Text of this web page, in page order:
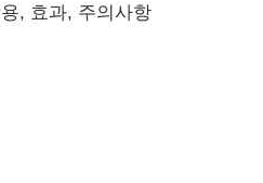
, 효과, 주의사항